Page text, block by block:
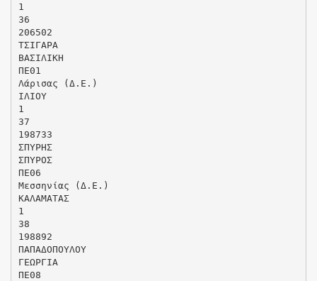
1
36
206502
ΤΣΙΓΑΡΑ
ΒΑΣΙΛΙΚΗ
ΠΕ01
Λάρισας (Δ.Ε.)
ΙΛΙΟΥ
1
37
198733
ΣΠΥΡΗΣ
ΣΠΥΡΟΣ
ΠΕ06
Μεσσηνίας (Δ.Ε.)
ΚΑΛΑΜΑΤΑΣ
1
38
198892
ΠΑΠΑΔΟΠΟΥΛΟΥ
ΓΕΩΡΓΙΑ
ΠΕ08